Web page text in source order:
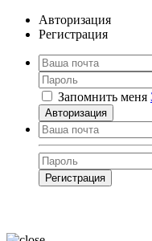
Авторизация
Регистрация
Запомнить меня
Авторизация
Регистрация